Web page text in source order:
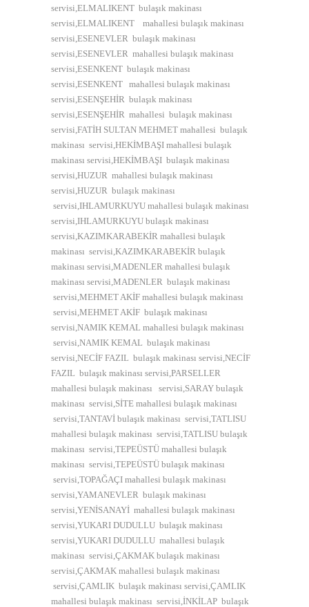
servisi,ELMALIKENT bulaşık makinası
servisi,ELMALIKENT mahallesi bulaşık makinası
servisi,ESENEVLER bulaşık makinası
servisi,ESENEVLER mahallesi bulaşık makinası
servisi,ESENKENT bulaşık makinası
servisi,ESENKENT mahallesi bulaşık makinası
servisi,ESENŞEHİR bulaşık makinası
servisi,ESENŞEHİR mahallesi bulaşık makinası
servisi,FATİH SULTAN MEHMET mahallesi bulaşık
makinası servisi,HEKİMBAŞI mahallesi bulaşık
makinası servisi,HEKİMBAŞI bulaşık makinası
servisi,HUZUR mahallesi bulaşık makinası
servisi,HUZUR bulaşık makinası
servisi,IHLAMURKUYU mahallesi bulaşık makinası
servisi,IHLAMURKUYU bulaşık makinası
servisi,KAZIMKARABEKİR mahallesi bulaşık
makinası servisi,KAZIMKARABEKİR bulaşık
makinası servisi,MADENLER mahallesi bulaşık
makinası servisi,MADENLER bulaşık makinası
servisi,MEHMET AKİF mahallesi bulaşık makinası
servisi,MEHMET AKİF bulaşık makinası
servisi,NAMIK KEMAL mahallesi bulaşık makinası
servisi,NAMIK KEMAL bulaşık makinası
servisi,NECİF FAZIL bulaşık makinası servisi,NECİF
FAZIL bulaşık makinası servisi,PARSELLER
mahallesi bulaşık makinası servisi,SARAY bulaşık
makinası servisi,SİTE mahallesi bulaşık makinası
servisi,TANTAVİ bulaşık makinası servisi,TATLISU
mahallesi bulaşık makinası servisi,TATLISU bulaşık
makinası servisi,TEPEÜSTÜ mahallesi bulaşık
makinası servisi,TEPEÜSTÜ bulaşık makinası
servisi,TOPAĞAÇI mahallesi bulaşık makinası
servisi,YAMANEVLER bulaşık makinası
servisi,YENİSANAYİ mahallesi bulaşık makinası
servisi,YUKARI DUDULLU bulaşık makinası
servisi,YUKARI DUDULLU mahallesi bulaşık
makinası servisi,ÇAKMAK bulaşık makinası
servisi,ÇAKMAK mahallesi bulaşık makinası
servisi,ÇAMLIK bulaşık makinası servisi,ÇAMLIK
mahallesi bulaşık makinası servisi,İNKİLAP bulaşık